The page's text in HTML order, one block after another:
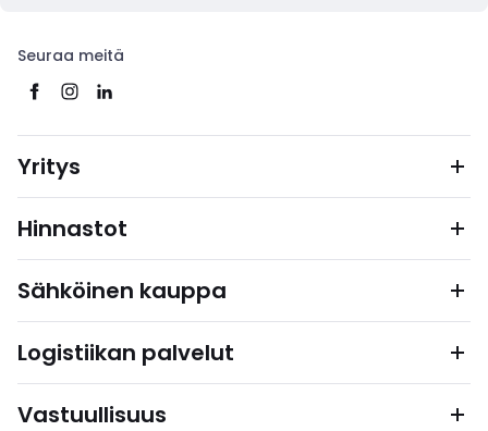
Seuraa meitä
Yritys
Hinnastot
Sähköinen kauppa
Logistiikan palvelut
Vastuullisuus